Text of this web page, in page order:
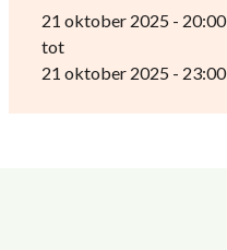
21 oktober 2025 - 20:00
tot
21 oktober 2025 - 23:00